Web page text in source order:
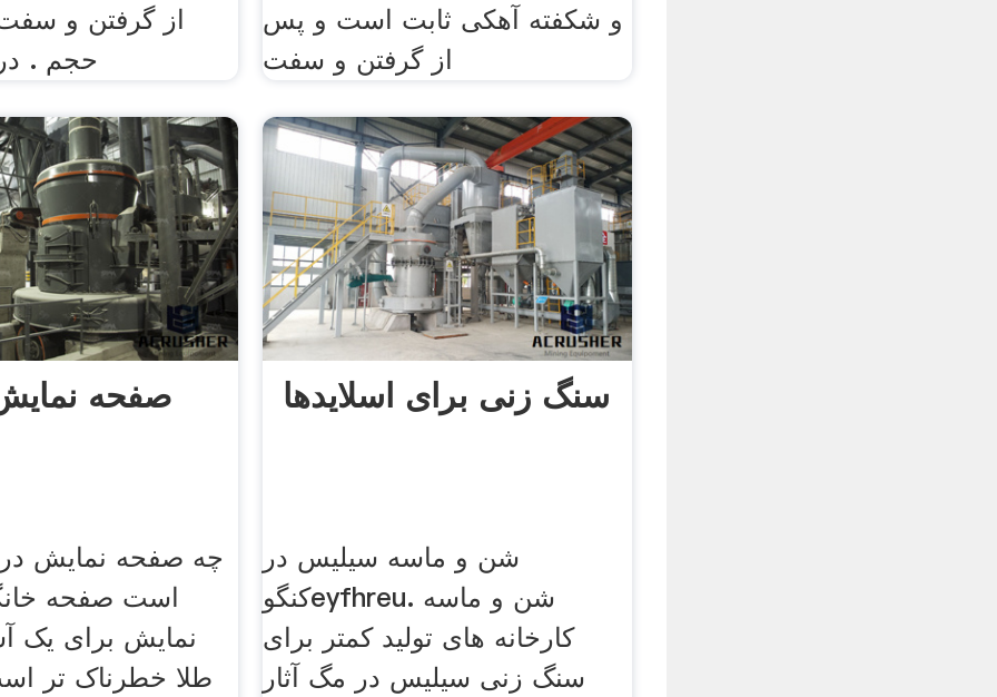
از گرفتن و
حجم .
و شکفته آهکی ثابت است و پس
از گرفتن و سفت
صفحه
چه صفحه نمایش در
است صفحه
نمایش برای
سنگ زنی برای اسلایدها
شن و ماسه سیلیس در
کنگوeyfhreu. شن و ماسه
کارخانه های تولید کمتر برای
سنگ زنی سیلیس در مگ آثار